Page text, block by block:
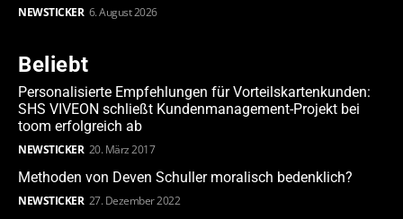
NEWSTICKER 6. August 2026
Beliebt
Personalisierte Empfehlungen für Vorteilskartenkunden:
SHS VIVEON schließt Kundenmanagement-Projekt bei
toom erfolgreich ab
NEWSTICKER 20. März 2017
Methoden von Deven Schuller moralisch bedenklich?
NEWSTICKER 27. Dezember 2022